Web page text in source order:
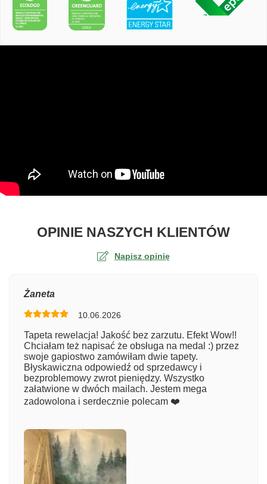
OPINIE NASZYCH KLIENTÓWO
Napisz opinię
Numer zamówienia
Imię
Żaneta
10.06.2026
Tapeta rewelacja! Jakość bez zarzutu. Efekt Wow!!
Chciałam też napisać że obsługa na medal :) przez
swoje gapiostwo zamówiłam dwie tapety.
Błyskawiczna odpowiedź od sprzedawcy i
bezproblemowy zwrot pieniędzy. Wszystko
załatwione w dwóch mailach. Jestem mega
zadowolona i serdecznie polecam ❤️